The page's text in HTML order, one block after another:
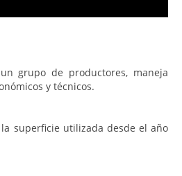
grupo de productores, maneja
y técnicos.
superficie utilizada desde el año